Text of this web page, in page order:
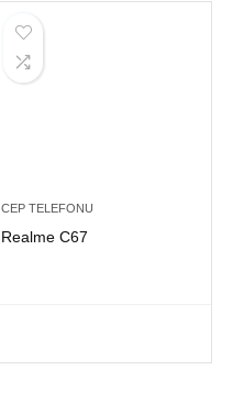
CEP TELEFONU
Realme C67